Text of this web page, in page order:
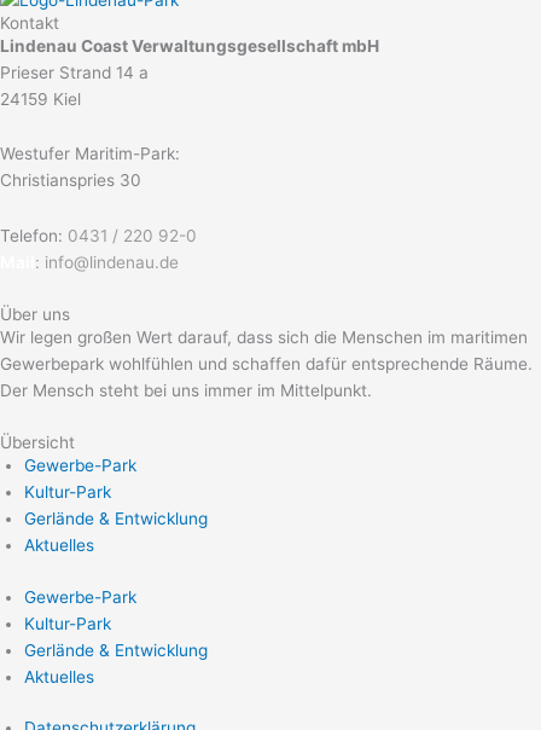
Kontakt
Lindenau Coast Verwaltungsgesellschaft mbH
Prieser Strand 14 a
24159 Kiel
Westufer Maritim-Park:
Christianspries 30
Telefon: 0431 / 220 92-0
: info@lindenau.de
Über uns
Wir legen großen Wert darauf, dass sich die Menschen im maritimen
Gewerbepark wohlfühlen und schaffen dafür entsprechende Räume.
Der Mensch steht bei uns immer im Mittelpunkt.
Übersicht
Gewerbe-Park
Kultur-Park
Gerlände & Entwicklung
Aktuelles
Gewerbe-Park
Kultur-Park
Gerlände & Entwicklung
Aktuelles